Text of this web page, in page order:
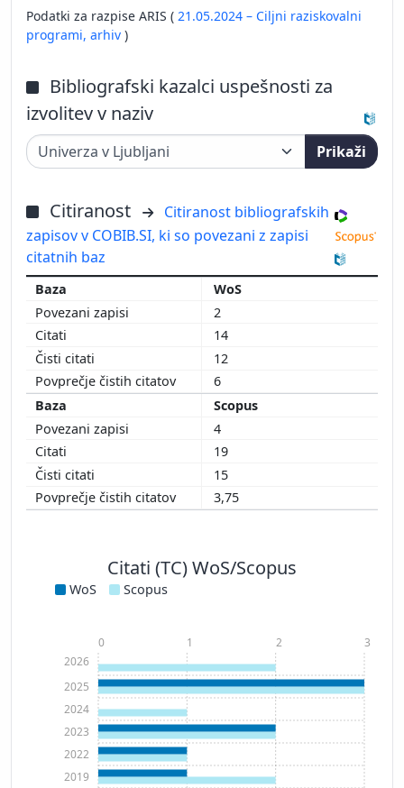
Podatki za razpise ARIS ( 21.05.2024 – Ciljni raziskovalni
programi, arhiv )
Bibliografski kazalci uspešnosti za
izvolitev v naziv
Prikaži
Citiranost
Citiranost bibliografskih
zapisov v COBIB.SI, ki so povezani z zapisi
citatnih baz
WoS
2
14
12
6
Scopus
4
19
15
3,75
Citati (TC) WoS/Scopus
WoS Scopus
2019
2022
2023
2024
2025
2026
0 1 2 3